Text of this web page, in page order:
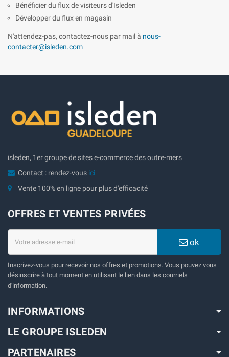
Bénéficier du flux de visiteurs d'Isleden
Développer du flux en magasin
N'attendez-pas, contactez-nous par mail à nous-
contacter@isleden.com
isleden, 1er groupe de sites e-commerce des outre-mers
Contact : rendez-vous ici
Vente 100% en ligne pour plus d'efficacité
OFFRES ET VENTES PRIVÉES
ok
Inscrivez-vous pour recevoir nos offres et promotions. Vous pouvez vous
désinscrire à tout moment en utilisant le lien dans les courriels
d'information.
INFORMATIONS
LE GROUPE ISLEDEN
PARTENAIRES